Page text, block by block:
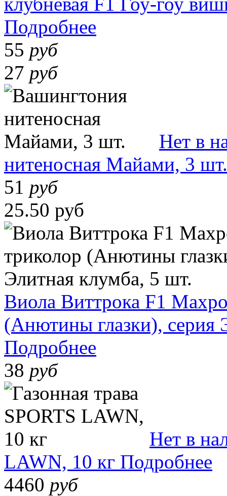
Подробнее
55 руб
27 руб
Нет в
нитеносная Майами, 3 шт.
51 руб
25.50 руб
Виола Виттрока F1
(Анютины глазки), серия
Подробнее
38 руб
Нет в
LAWN, 10 кг Подробнее
4460 руб